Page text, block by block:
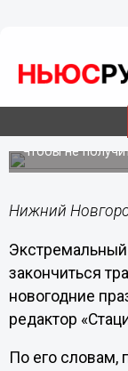
половые
Чтобы не
Нижний
закончиться
новогодние
редактор
По его словам,